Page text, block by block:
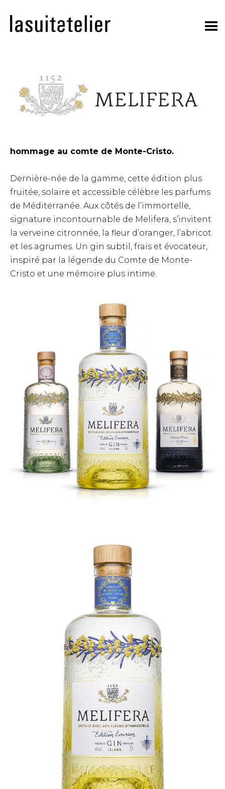
content
hommage au comte de Monte-Cristo.
Dernière-née de la gamme, cette édition plus
fruitée, solaire et accessible célèbre les parfums
de Méditerranée. Aux côtés de l’immortelle,
signature incontournable de Melifera, s’invitent
la verveine citronnée, la fleur d’oranger, l’abricot
et les agrumes. Un gin subtil, frais et évocateur,
inspiré par la légende du Comte de Monte-
Cristo et une mémoire plus intime.